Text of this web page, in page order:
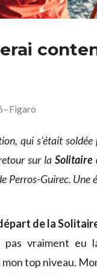
–Figaro
qui s’était
sur laSolitaire
Perros-Guirec. Une
de la
pas vraiment eu
top niveau.